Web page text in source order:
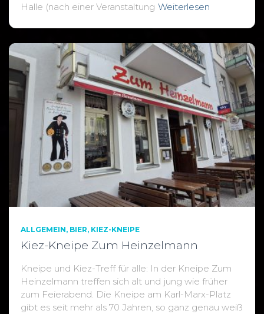
Halle (nach einer Veranstaltung Weiterlesen
ALLGEMEIN BIER KIEZ-KNEIPE
Kiez-Kneipe Zum Heinzelmann
Kneipe und Kiez-Treff für alle: In der Kneipe Zum
Heinzelmann treffen sich alt und jung wie früher
zum Feierabend. Die Kneipe am Karl-Marx-Platz
gibt es seit mehr als 70 Jahren, so ganz genau weiß